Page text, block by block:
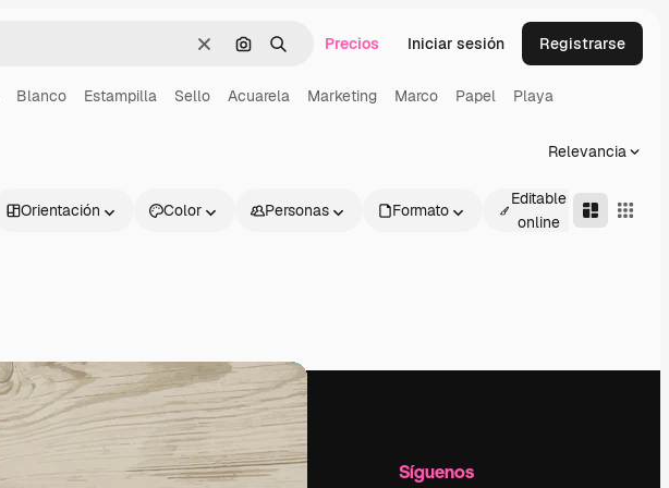
BorrarBuscar por imagen
BuscarPrecios Iniciar sesión Registrarse
Blanco Estampilla Sello Acuarela Marketing Marco Papel Playa
Relevancia
Orientación Color Personas Formato
Editable
online
Información útil Empresa Síguenos